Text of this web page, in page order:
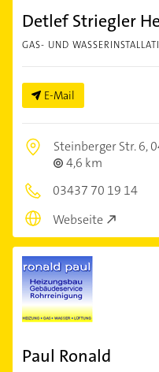
Detlef Striegler
GAS- UND
E-Mail
Steinberger Str. 6,
4,6 km
03437 70 19 14
Webseite
Paul Ronald